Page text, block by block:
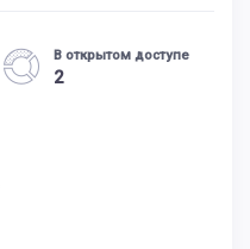
В открытом доступе
2